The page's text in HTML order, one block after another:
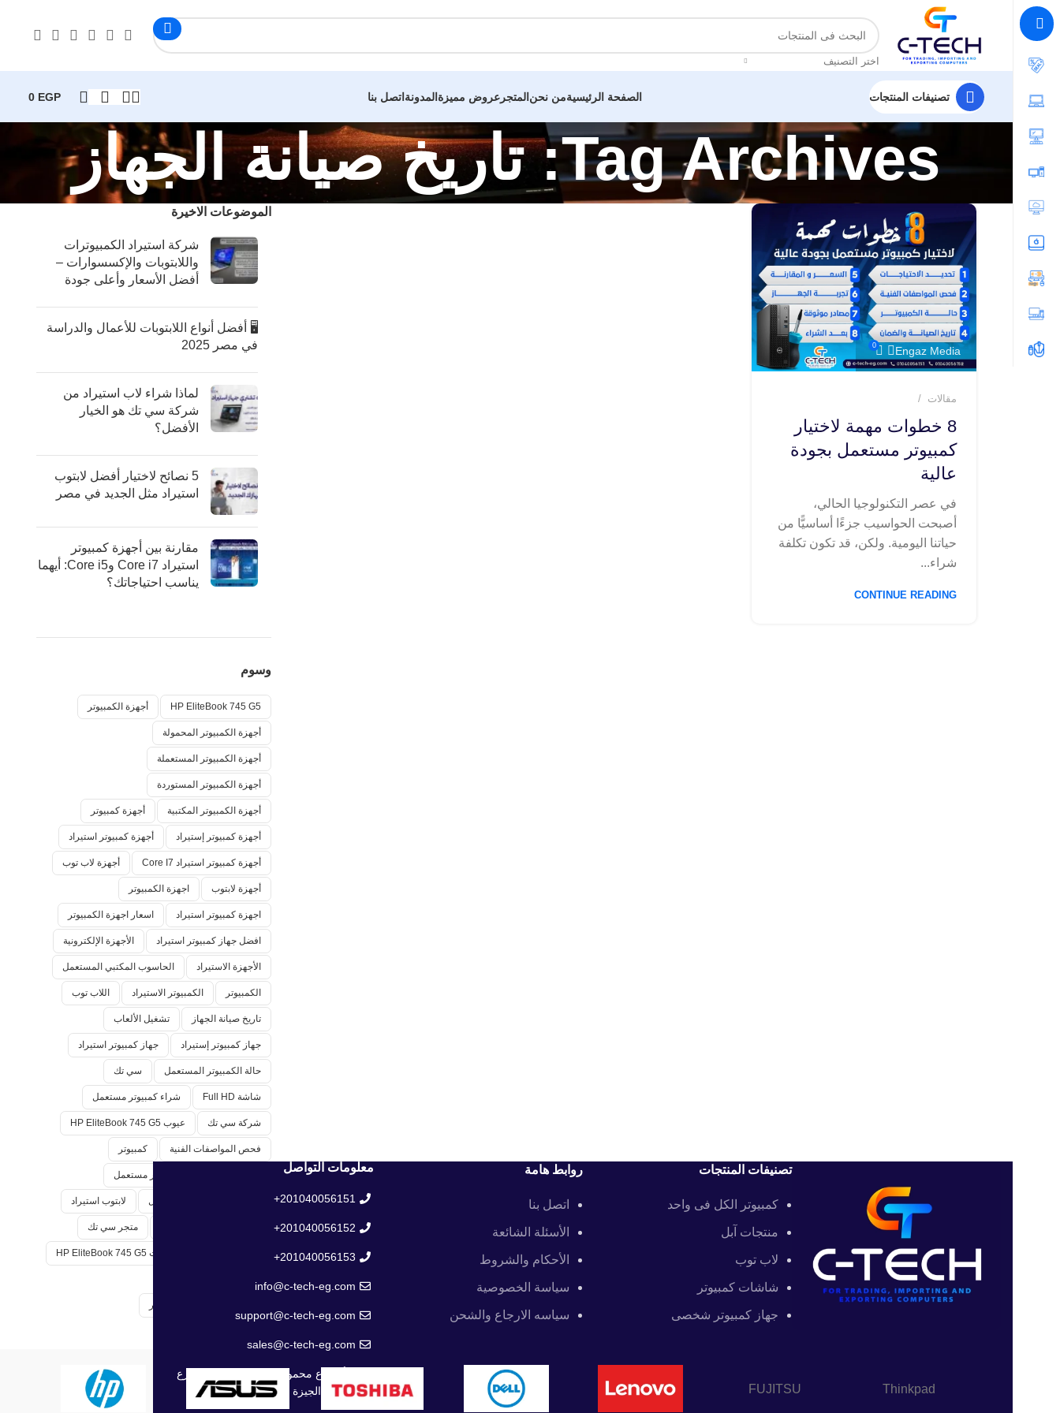
اختر التصنيف
تصنيفات المنتجات الصفحة الرئيسيةمن نحنالمتجر عروض مميزةالمدونةاتصل بنا 0 EGP
Tag Archives: تاريخ صيانة الجهاز
Engaz Media
0
مقالات
8 خطوات مهمة لاختيار
كمبيوتر مستعمل بجودة
عالية
في عصر التكنولوجيا الحالي،
أصبحت الحواسيب جزءًا أساسيًّا من
حياتنا اليومية. ولكن، قد تكون تكلفة
شراء...
CONTINUE READING
الموضوعات الاخيرة
شركة استيراد الكمبيوترات
واللابتوبات والإكسسوارات –
أفضل الأسعار وأعلى جودة
🖥️ أفضل أنواع اللابتوبات للأعمال والدراسة
في مصر 2025
لماذا شراء لاب استيراد من
شركة سي تك هو الخيار
الأفضل؟
5 نصائح لاختيار أفضل لابتوب
استيراد مثل الجديد في مصر
مقارنة بين أجهزة كمبيوتر
استيراد Core i7 وCore i5: أيهما
يناسب احتياجاتك؟
وسوم
HP EliteBook 745 G5 أجهزة الكمبيوتر
أجهزة الكمبيوتر المحمولة
أجهزة الكمبيوتر المستعملة
أجهزة الكمبيوتر المستوردة
أجهزة الكمبيوتر المكتبية أجهزة كمبيوتر
أجهزة كمبيوتر إستيراد أجهزة كمبيوتر استيراد
أجهزة كمبيوتر استيراد Core I7 أجهزة لاب توب
أجهزة لابتوب اجهزة الكمبيوتر
اجهزة كمبيوتر استيراد اسعار اجهزة الكمبيوتر
افضل جهاز كمبيوتر استيراد الأجهزة الإلكترونية
الأجهزة الاستيراد الحاسوب المكتبي المستعمل
الكمبيوتر الكمبيوتر الاستيراد اللاب توب
تاريخ صيانة الجهاز تشغيل الألعاب
جهاز كمبيوتر إستيراد جهاز كمبيوتر استيراد
حالة الكمبيوتر المستعمل سي تك
شاشة Full HD شراء كمبيوتر مستعمل
شركة سي تك عيوب HP EliteBook 745 G5
فحص المواصفات الفنية كمبيوتر
كمبيوتر مستعمل
كيفية اختيار كمبيوتر مستعمل لابتوب استيراد
متجر سي تك
مميزات HP EliteBook 745 G5
نصائح لشراء أجهزة الكمبيوتر
Thinkpad
FUJITSU
تصنيفات المنتجات
كمبيوتر الكل فى واحد
منتجات آبل
لاب توب
شاشات كمبيوتر
جهاز كمبيوتر شخصى
روابط هامة
اتصل بنا
الأسئلة الشائعة
الأحكام والشروط
سياسة الخصوصية
سياسه الارجاع والشحن
معلومات التواصل
201040056151+
201040056152+
201040056153+
info@c-tech-eg.com
support@c-tech-eg.com
sales@c-tech-eg.com
8 أ شارع محمود الخيال - مشعل - شارع
الهرم - الجيزة
اضغط هنا لمتابعتنا على فيس بوك